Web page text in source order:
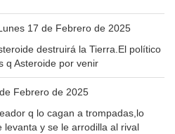
17 de Febrero de 2025
destruirá la Tierra.El político
q Asteroide por venir
Febrero de 2025
q lo cagan a trompadas,lo
levanta y se le arrodilla al rival